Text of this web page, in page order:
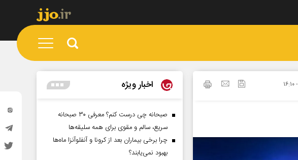
اخبار ویژه
صبحانه چی درست کنم؟ معرفی ۳۰ صبحانه
سریع، سالم و مقوی برای همه سلیقه‌ها
چرا برخی بیماران بعد از کرونا و آنفلوآنزا ماه‌ها
بهبود نمی‌یابند؟